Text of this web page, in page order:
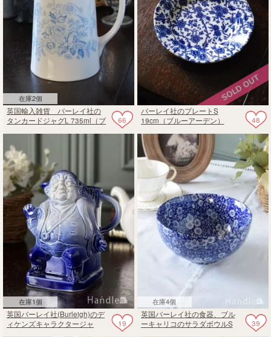
在庫2個
66
英国輸入雑貨 バーレイ社の
タンカードジャグL 735ml（ブ
48
バーレイ社のプレートS
19cm（ブルーアーデン）
在庫1個
19
英国バーレイ社(Burleigh)のデ
ィケンズキャラクタージャ
在庫4個
39
英国バーレイ社の食器、ブル
ーキャリコのサラダボウルS